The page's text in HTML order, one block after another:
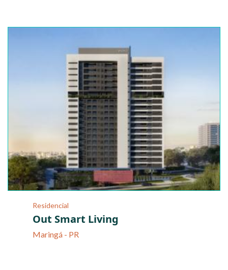
Residencial
Out Smart Living
Maringá - PR